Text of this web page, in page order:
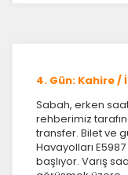
Zorunlu
Oturum
gereklidir. Bu
devre dışı
4. Gün: Kahire
Sabah, erken
rehberimiz
transfer. Bilet ve
Havayolları
başlıyor. Varış